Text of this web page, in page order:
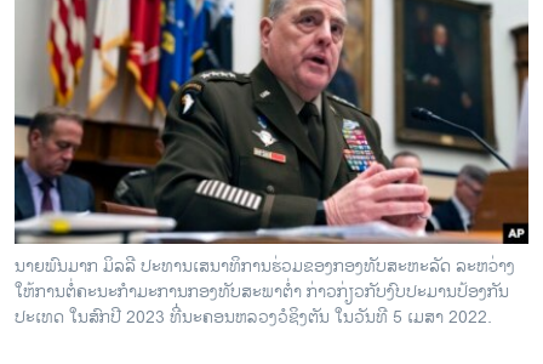
ອິດສະຫຼະພາບດ້ານການຂ່າວ
ຊີວິດຊາວລາວ
ຊຸມຊົນຊາວລາວ
ວິທະຍາສາດ-ເທັກໂນໂລຈີ
ທຸລະກິດ
ພາສາອັງກິດ
ວີດີໂອ
ສຽງ
ນາຍພົນມາກ ມິລລີ ປະທານເສ​ນາ​ທິ​ການ​ຮ່ວມ​ຂອງກອງ​ທັບ​ສະ​ຫະ​ລັດ ລະຫວ່າງ
ໃຫ້​ການຕໍ່ຄະນະກຳມະການກອງທັບສະພາຕໍ່າ ກ່າວກ່ຽວກັບງົບປະມານປ້ອງກັນ
ປະເທດ ໃນສົກປີ 2023 ທີ່່ນະຄອນຫລວງວໍຊິງຕັນ ​ໃນວັນທີ 5 ເມສາ 2022.